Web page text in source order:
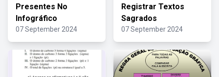
Presentes No
Infográfico
07 September 2024
Registrar Textos
Sagrados
07 September 2024